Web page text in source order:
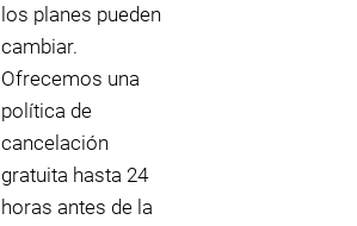
los planes pueden
cambiar.
Ofrecemos una
política de
cancelación
gratuita hasta 24
horas antes de la